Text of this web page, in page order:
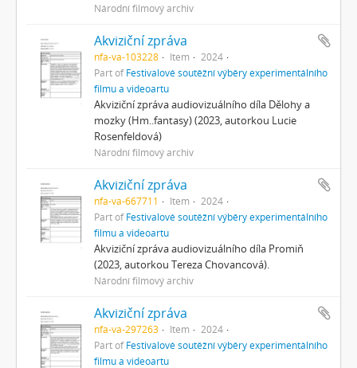
Národní filmový archiv
Akviziční zpráva
nfa-va-103228 Item
2024
Part ofFestivalové soutěžní výběry experimentálního
filmu a videoartu
Akviziční zpráva audiovizuálního díla Dělohy a
mozky (Hm..fantasy) (2023, autorkou Lucie
Rosenfeldová)
Národní filmový archiv
Akviziční zpráva
nfa-va-667711 Item
2024
Part ofFestivalové soutěžní výběry experimentálního
filmu a videoartu
Akviziční zpráva audiovizuálního díla Promiň
(2023, autorkou Tereza Chovancová).
Národní filmový archiv
Akviziční zpráva
nfa-va-297263 Item
2024
Part ofFestivalové soutěžní výběry experimentálního
filmu a videoartu